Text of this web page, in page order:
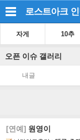
로스트아크
자게 10추
오픈 이슈 갤러리
내글
[연예] 원영이